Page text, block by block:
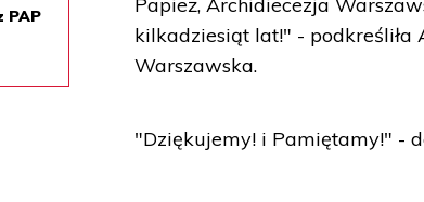
PAP
kilkadziesiąt lat!" - podkreśliła
Warszawska.
"Dziękujemy! i Pamiętamy!" -